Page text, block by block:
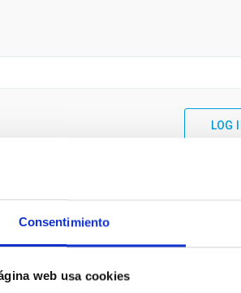
Consentimiento
web usa cookies